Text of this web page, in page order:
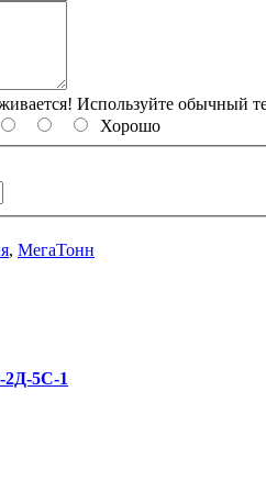
Используйте обычный
Хорошо
, МегаТонн
2Д-5С-1